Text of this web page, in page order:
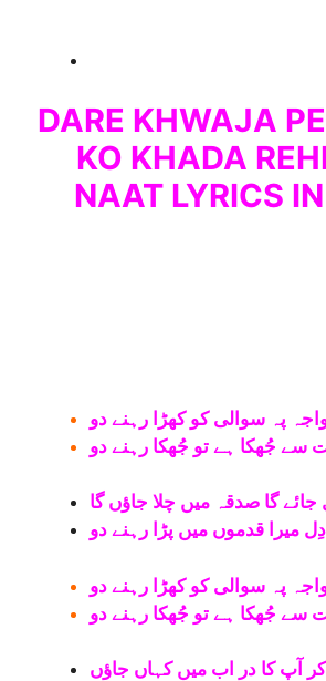
DARE KHWAJA
KO KHADA
NAAT LYRICS
پہ سوالی کو کھڑا رہنے دو
سے جُھکا ہے تو جُھکا رہنے دو
گا صدقہ میں چلا جاؤں گا
میرا قدموں میں پڑا رہنے دو
پہ سوالی کو کھڑا رہنے دو
سے جُھکا ہے تو جُھکا رہنے دو
آپ کا در اب میں کہاں جاؤں